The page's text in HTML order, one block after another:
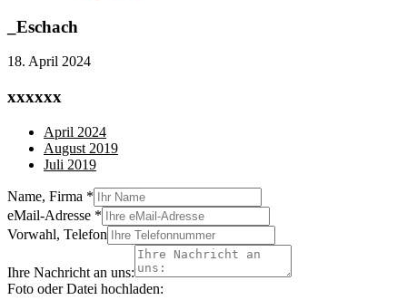
_Eschach
18. April 2024
xxxxxx
April 2024
August 2019
Juli 2019
Name, Firma *
eMail-Adresse *
Vorwahl, Telefon
Ihre Nachricht an uns:
Foto oder Datei hochladen: